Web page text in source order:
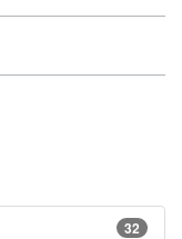
32